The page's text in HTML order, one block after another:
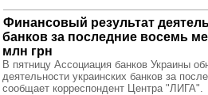
Финансовый результат
банков за последние восемь
млн грн
В пятницу Ассоциация банков Украины
деятельности украинских банков за
сообщает корреспондент Центра "ЛИГА".